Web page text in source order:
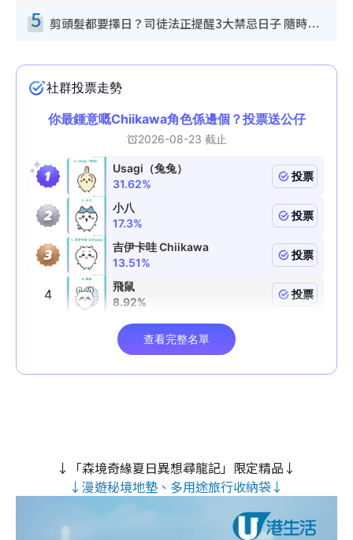
5 剪頭髮都要擇日？司徒法正提醒3大禁忌日子 隨時剪走財運！呢日剪髮恐「剪壽命」？
↓「森境奇緣夏日異想尋龍記」限定精品↓
↓漫遊秘境地墊、多用途旅行收納袋↓